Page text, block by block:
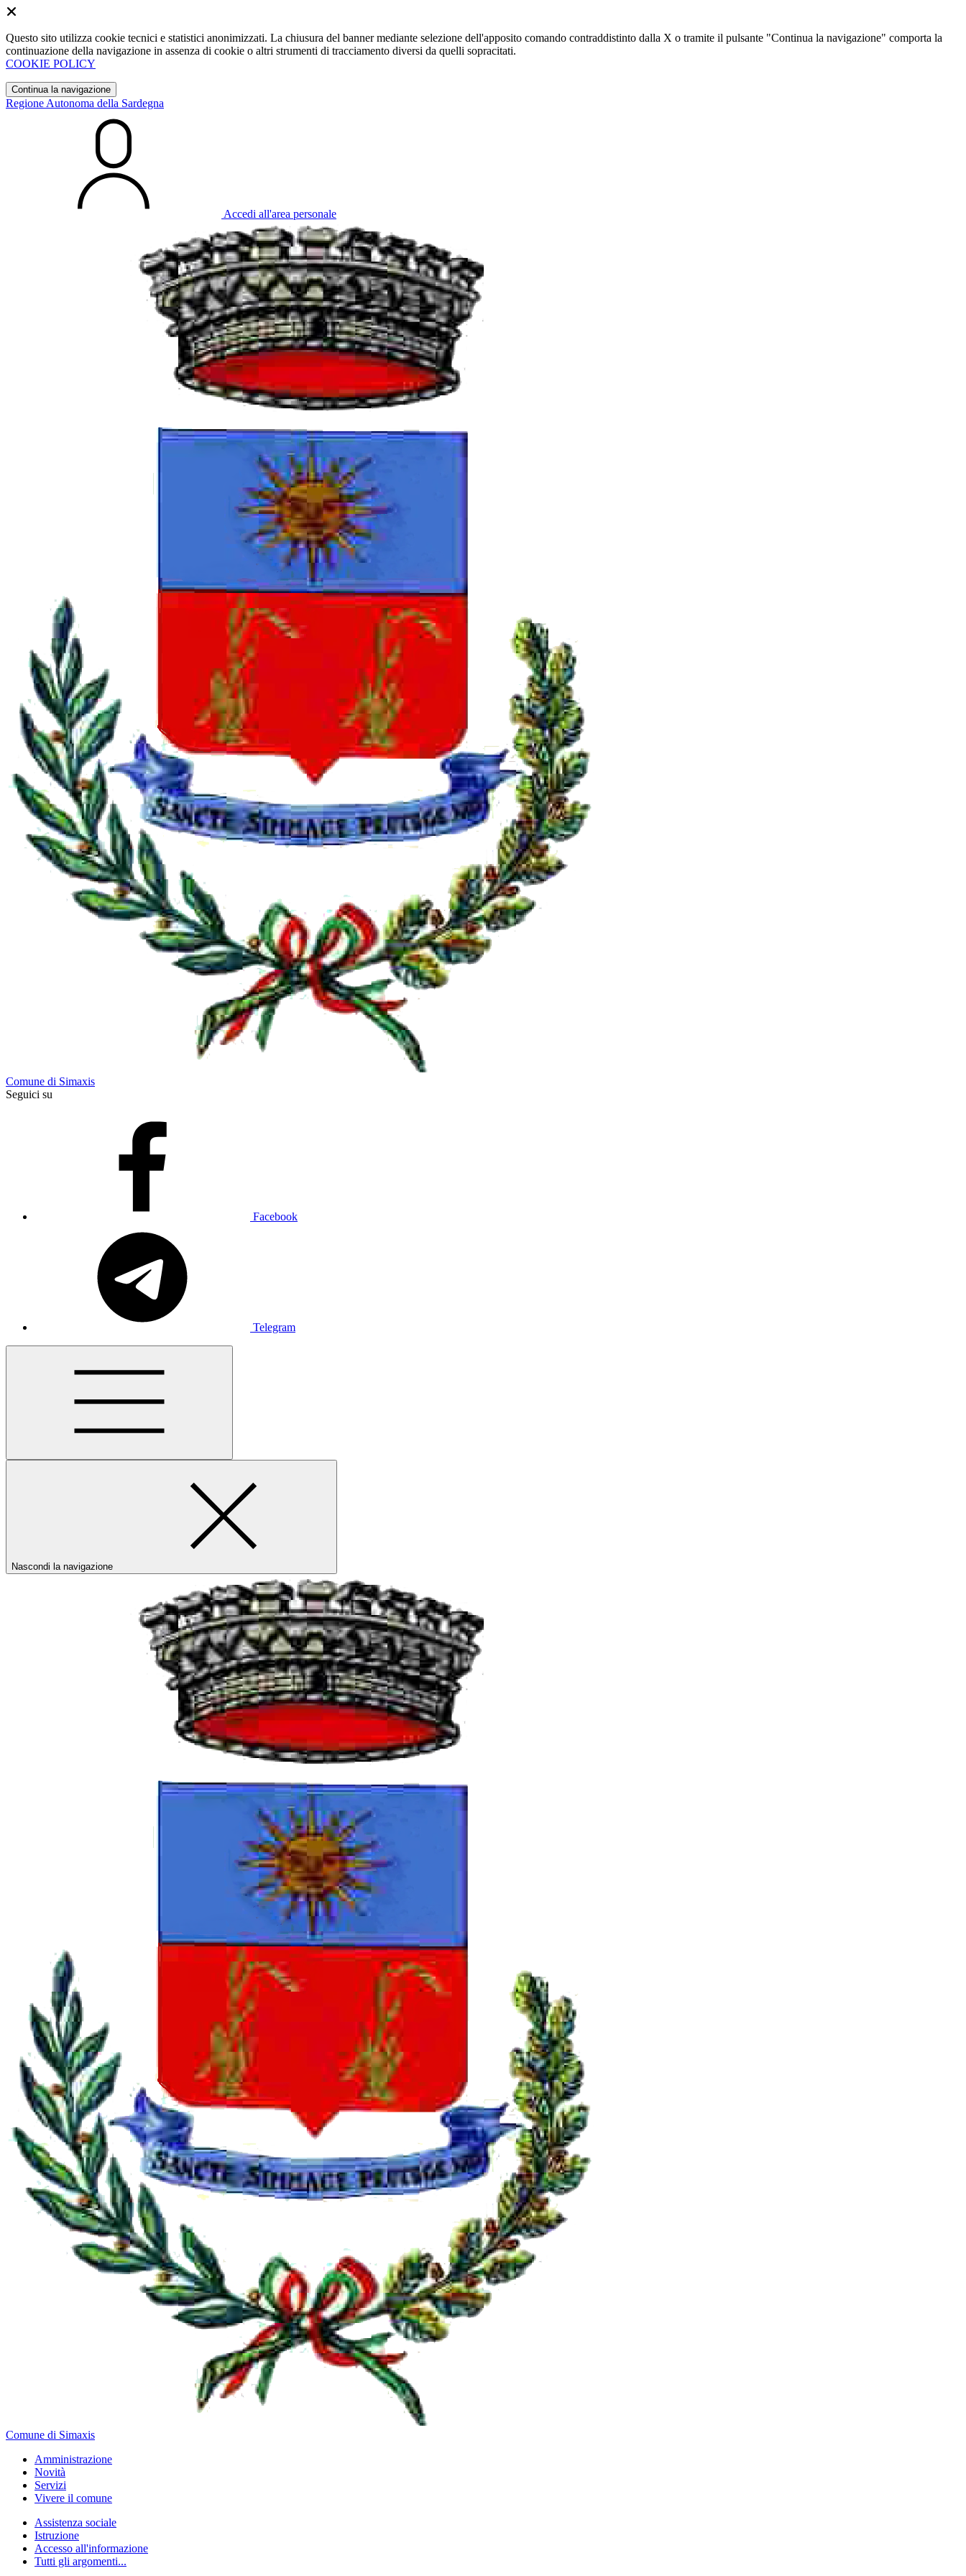
Questo sito utilizza cookie tecnici e statistici anonimizzati. La chiusura del banner mediante selezione dell'apposito comando contraddistinto dalla X o tramite il pulsante "Continua la navigazione" comporta la
continuazione della navigazione in assenza di cookie o altri strumenti di tracciamento diversi da quelli sopracitati.
COOKIE POLICY
Continua la navigazione
Regione Autonoma della Sardegna
Accedi all'area personale
Comune di Simaxis
Seguici su
Facebook
Telegram
Nascondi la navigazione
Comune di Simaxis
Amministrazione
Novità
Servizi
Vivere il comune
Assistenza sociale
Istruzione
Accesso all'informazione
Tutti gli argomenti...